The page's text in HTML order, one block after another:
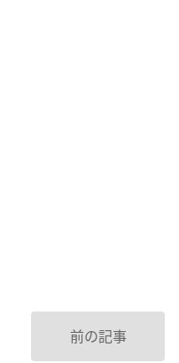
前の記事